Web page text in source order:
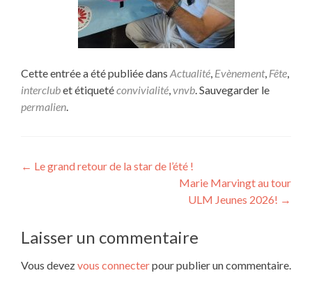
Cette entrée a été publiée dans Actualité, Evènement, Fête,
interclubet étiquetéconvivialité,vnvb. Sauvegarder le
permalien.
Navigation
← Le grand retour de la star de l’été !
Marie Marvingt au tour
ULM Jeunes 2026! →
Laisser un commentaire
Vous devezvous connecterpour publier un commentaire.